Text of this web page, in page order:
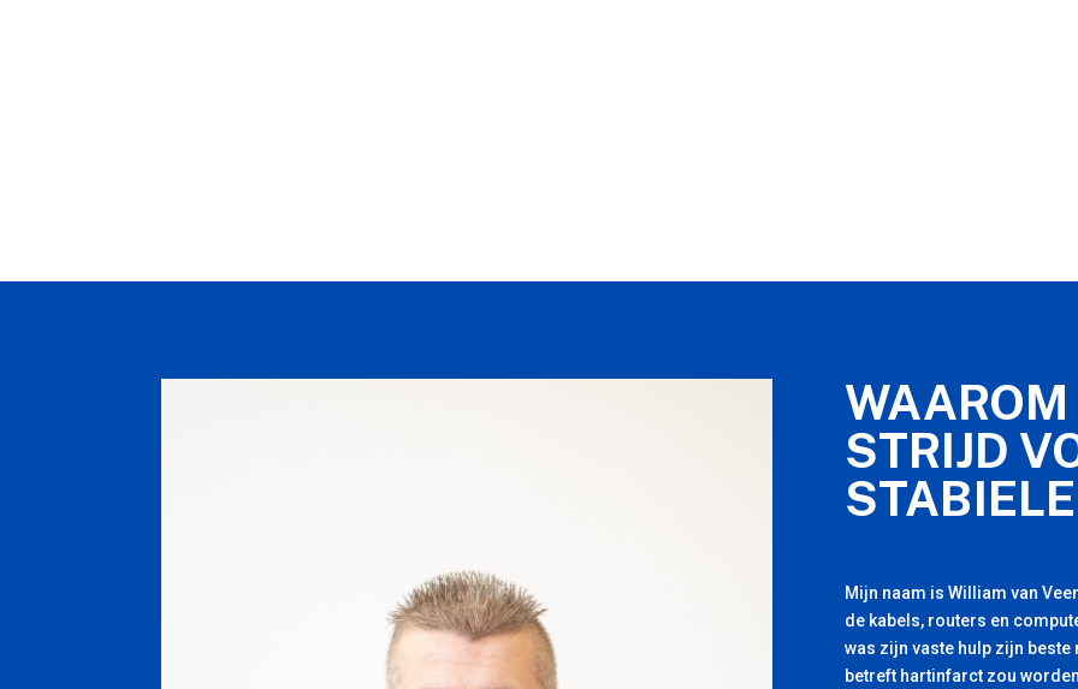
STRIJD
Mijn naam is William van
de kabels, routers en
was zijn vaste hulp zijn
betreft hartinfarct zou